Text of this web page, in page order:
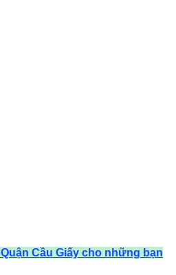
Cầu Giấy cho những bạn